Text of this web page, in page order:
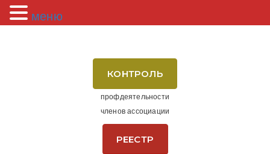
КОНТРОЛЬ
профдеятельности
членов ассоциации
РЕЕСТР
меню